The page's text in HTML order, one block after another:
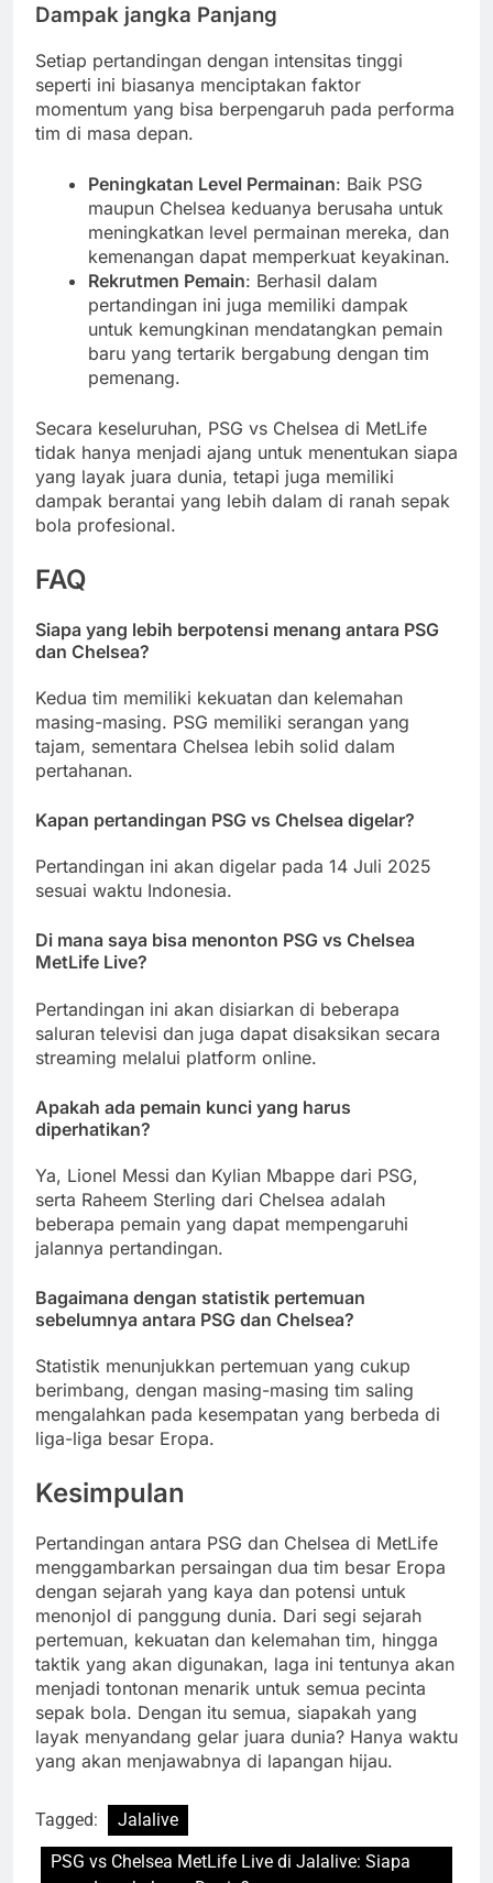
Dampak jangka Panjang
Setiap pertandingan dengan intensitas tinggi
seperti ini biasanya menciptakan faktor
momentum yang bisa berpengaruh pada performa
tim di masa depan.
Peningkatan Level Permainan: Baik PSG
maupun Chelsea keduanya berusaha untuk
meningkatkan level permainan mereka, dan
kemenangan dapat memperkuat keyakinan.
Rekrutmen Pemain: Berhasil dalam
pertandingan ini juga memiliki dampak
untuk kemungkinan mendatangkan pemain
baru yang tertarik bergabung dengan tim
pemenang.
Secara keseluruhan, PSG vs Chelsea di MetLife
tidak hanya menjadi ajang untuk menentukan siapa
yang layak juara dunia, tetapi juga memiliki
dampak berantai yang lebih dalam di ranah sepak
bola profesional.
FAQ
Siapa yang lebih berpotensi menang antara PSG
dan Chelsea?
Kedua tim memiliki kekuatan dan kelemahan
masing-masing. PSG memiliki serangan yang
tajam, sementara Chelsea lebih solid dalam
pertahanan.
Kapan pertandingan PSG vs Chelsea digelar?
Pertandingan ini akan digelar pada 14 Juli 2025
sesuai waktu Indonesia.
Di mana saya bisa menonton PSG vs Chelsea
MetLife Live?
Pertandingan ini akan disiarkan di beberapa
saluran televisi dan juga dapat disaksikan secara
streaming melalui platform online.
Apakah ada pemain kunci yang harus
diperhatikan?
Ya, Lionel Messi dan Kylian Mbappe dari PSG,
serta Raheem Sterling dari Chelsea adalah
beberapa pemain yang dapat mempengaruhi
jalannya pertandingan.
Bagaimana dengan statistik pertemuan
sebelumnya antara PSG dan Chelsea?
Statistik menunjukkan pertemuan yang cukup
berimbang, dengan masing-masing tim saling
mengalahkan pada kesempatan yang berbeda di
liga-liga besar Eropa.
Kesimpulan
Pertandingan antara PSG dan Chelsea di MetLife
menggambarkan persaingan dua tim besar Eropa
dengan sejarah yang kaya dan potensi untuk
menonjol di panggung dunia. Dari segi sejarah
pertemuan, kekuatan dan kelemahan tim, hingga
taktik yang akan digunakan, laga ini tentunya akan
menjadi tontonan menarik untuk semua pecinta
sepak bola. Dengan itu semua, siapakah yang
layak menyandang gelar juara dunia? Hanya waktu
yang akan menjawabnya di lapangan hijau.
Tagged:
Jalalive
PSG vs Chelsea MetLife Live di Jalalive: Siapa